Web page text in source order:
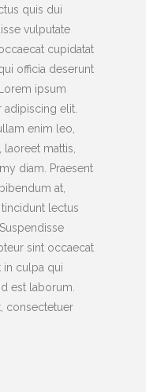
quis dui
vulputate
cupidatat
officia deserunt
ipsum
elit.
enim leo,
mattis,
diam. Praesent
at,
lectus
sint occaecat
in culpa qui
est laborum.
consectetuer